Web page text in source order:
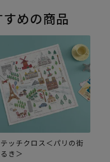
めの商品
ッチクロス＜パリの街
き＞